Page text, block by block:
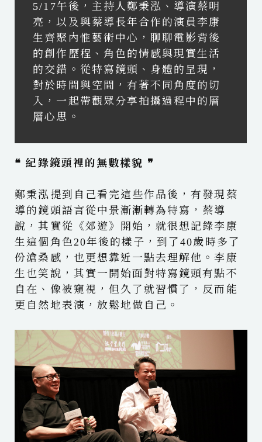
5/17午後，主持人鄭秉泓、導演蔡明
亮，以及與蔡導長年合作的演員李康
生齊聚內惟藝術中心，聊聊電影背後
的創作歷程、角色的情感與現實生活
的交錯。從特寫鏡頭、身體的呈現，
對於時間與空間，有著不同角度的切
入，一起帶觀眾分享拍攝過程中的層
層心思。
❝ 紀錄鏡頭裡的無數樣貌 ❞
鄭秉泓提到自己看完這些作品後，有發現蔡
導的鏡頭語言從中景漸漸轉為特寫，蔡導
說，其實從《郊遊》開始，就很想記錄李康
生這個角色20年後的樣子，到了40歲時多了
份滄桑感，也更想靠近一點去理解他。李康
生也笑說，其實一開始面對特寫鏡頭有點不
自在、像被窺視，但久了就習慣了，反而能
更自然地表演，放鬆地做自己。